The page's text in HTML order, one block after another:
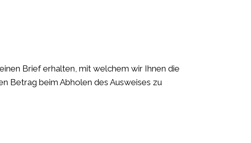
Brief erhalten, mit welchem wir Ihnen die
Betrag beim Abholen des Ausweises zu